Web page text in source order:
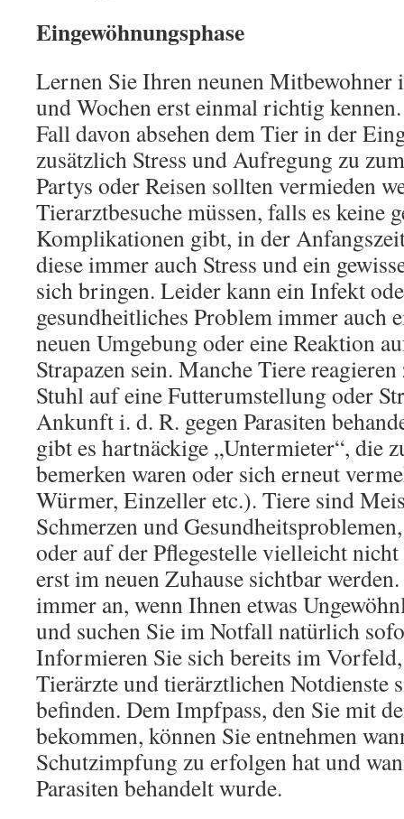
Eingewöhnungsphase
Lernen Sie Ihren neunen Mitbewohner
und Wochen erst einmal richtig
Fall davon absehen dem Tier in der
zusätzlich Stress und Aufregung zu
Partys oder Reisen sollten vermieden
Tierarztbesuche müssen, falls es keine
Komplikationen gibt, in der
diese immer auch Stress und ein
sich bringen. Leider kann ein Infekt
gesundheitliches Problem immer auch
neuen Umgebung oder eine Reaktion
Strapazen sein. Manche Tiere
Stuhl auf eine Futterumstellung oder
Ankunft i. d. R. gegen Parasiten
gibt es hartnäckige „Untermieter“, die
bemerken waren oder sich erneut
Würmer, Einzeller etc.). Tiere sind
Schmerzen und
oder auf der Pflegestelle vielleicht
erst im neuen Zuhause sichtbar
immer an, wenn Ihnen etwas
und suchen Sie im Notfall natürlich
Informieren Sie sich bereits im
Tierärzte und tierärztlichen Notdienste
befinden. Dem Impfpass, den Sie mit
bekommen, können Sie entnehmen
Schutzimpfung zu erfolgen hat und
Parasiten behandelt wurde.